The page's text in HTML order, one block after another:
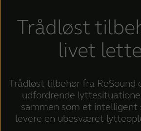
Trådløst
livet
Trådløst tilbehør fra ReSound
udfordrende
sammen som et
levere en ubesværet